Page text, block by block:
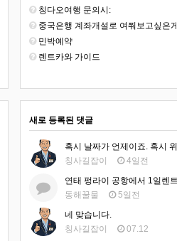
칭다오여행 문의시:
중국은행 계좌개설로 여쭤보고싶은게 있어요!
민박예약
렌트카와 가이드
새로 등록된 댓글
칭사길잡이
4일전
동해꿀물
5일전
네 맞습니다.
칭사길잡이
07.12